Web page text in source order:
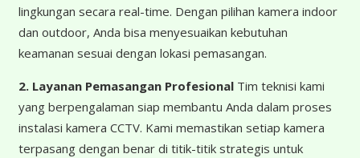
lingkungan secara real-time. Dengan pilihan kamera indoor
dan outdoor, Anda bisa menyesuaikan kebutuhan
keamanan sesuai dengan lokasi pemasangan.
2. Layanan Pemasangan ProfesionalTim teknisi kami
yang berpengalaman siap membantu Anda dalam proses
instalasi kamera CCTV. Kami memastikan setiap kamera
terpasang dengan benar di titik-titik strategis untuk